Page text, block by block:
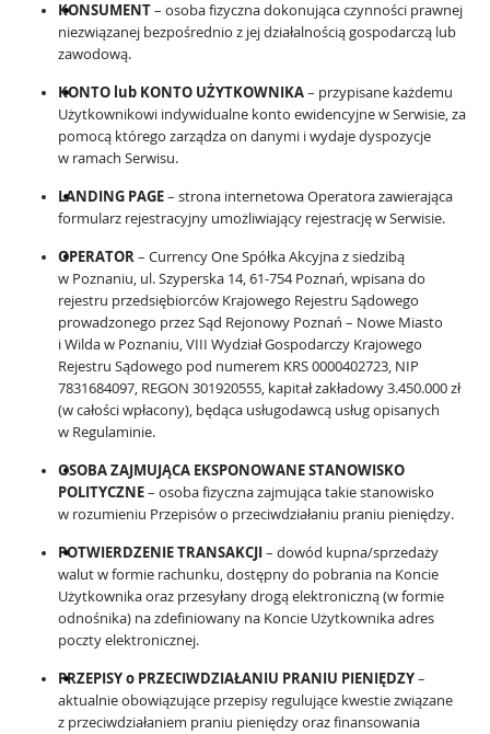
KONSUMENT– osoba fizyczna dokonująca czynności prawnej
niezwiązanej bezpośrednio z jej działalnością gospodarczą lub
zawodową.
KONTO lub KONTO UŻYTKOWNIKA– przypisane każdemu
Użytkownikowi indywidualne konto ewidencyjne w Serwisie, za
pomocą którego zarządza on danymi i wydaje dyspozycje
w ramach Serwisu.
LANDING PAGE– strona internetowa Operatora zawierająca
formularz rejestracyjny umożliwiający rejestrację w Serwisie.
OPERATOR– Currency One Spółka Akcyjna z siedzibą
w Poznaniu, ul. Szyperska 14, 61-754 Poznań, wpisana do
rejestru przedsiębiorców Krajowego Rejestru Sądowego
prowadzonego przez Sąd Rejonowy Poznań – Nowe Miasto
i Wilda w Poznaniu, VIII Wydział Gospodarczy Krajowego
Rejestru Sądowego pod numerem KRS 0000402723, NIP
7831684097, REGON 301920555, kapitał zakładowy 3.450.000 zł
(w całości wpłacony), będąca usługodawcą usług opisanych
w Regulaminie.
OSOBA ZAJMUJĄCA EKSPONOWANE STANOWISKO
POLITYCZNE– osoba fizyczna zajmująca takie stanowisko
w rozumieniu Przepisów o przeciwdziałaniu praniu pieniędzy.
POTWIERDZENIE TRANSAKCJI– dowód kupna/sprzedaży
walut w formie rachunku, dostępny do pobrania na Koncie
Użytkownika oraz przesyłany drogą elektroniczną (w formie
odnośnika) na zdefiniowany na Koncie Użytkownika adres
poczty elektronicznej.
PRZEPISY o PRZECIWDZIAŁANIU PRANIU PIENIĘDZY–
aktualnie obowiązujące przepisy regulujące kwestie związane
z przeciwdziałaniem praniu pieniędzy oraz finansowania